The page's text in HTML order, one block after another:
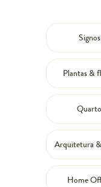
Signos
Plantas &
Quarto
Arquitetura
Home